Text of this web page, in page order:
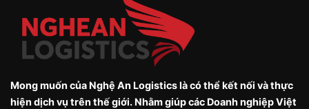
Mong muốn của Nghệ An Logistics là có thể kết nối và thực
hiện dịch vụ trên thế giới. Nhằm giúp các Doanh nghiệp Việt